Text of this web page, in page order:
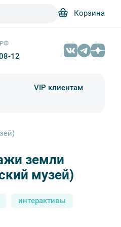
Корзина
12
VIP клиентам
земли
музей)
музей — Фотобанк Лори / Виктор
интерактивы